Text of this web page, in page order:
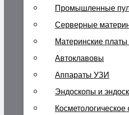
Промышленные
Серверные
Материнские
Автоклавовы
Аппараты УЗИ
Эндоскопы и